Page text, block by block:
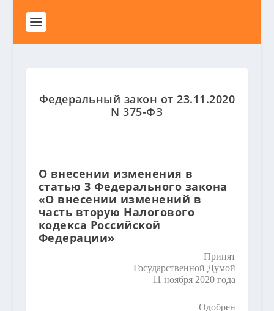
Федеральный закон от 23.11.2020
N 375-ФЗ
О внесении изменения в
статью 3 Федерального закона
«О внесении изменений в
часть вторую Налогового
кодекса Российской
Федерации»
Принят
Государственной Думой
11 ноября 2020 года
Одобрен